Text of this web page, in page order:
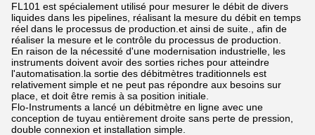
FL101 est spécialement utilisé pour mesurer le débit de divers
liquides dans les pipelines, réalisant la mesure du débit en temps
réel dans le processus de production.et ainsi de suite., afin de
réaliser la mesure et le contrôle du processus de production.
En raison de la nécessité d'une modernisation industrielle, les
instruments doivent avoir des sorties riches pour atteindre
l'automatisation.la sortie des débitmètres traditionnels est
relativement simple et ne peut pas répondre aux besoins sur
place, et doit être remis à sa position initiale.
Flo-Instruments a lancé un débitmètre en ligne avec une
conception de tuyau entièrement droite sans perte de pression,
double connexion et installation simple.